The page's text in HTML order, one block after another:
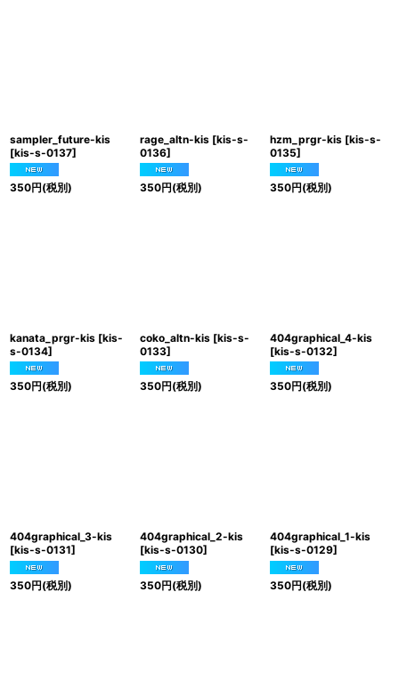
sampler_future-kis
[kis-s-0137]
350円(税別)
rage_altn-kis [kis-s-
0136]
350円(税別)
hzm_prgr-kis [kis-s-
0135]
350円(税別)
kanata_prgr-kis [kis-
s-0134]
350円(税別)
coko_altn-kis [kis-s-
0133]
350円(税別)
404graphical_4-kis
[kis-s-0132]
350円(税別)
404graphical_3-kis
[kis-s-0131]
350円(税別)
404graphical_2-kis
[kis-s-0130]
350円(税別)
404graphical_1-kis
[kis-s-0129]
350円(税別)